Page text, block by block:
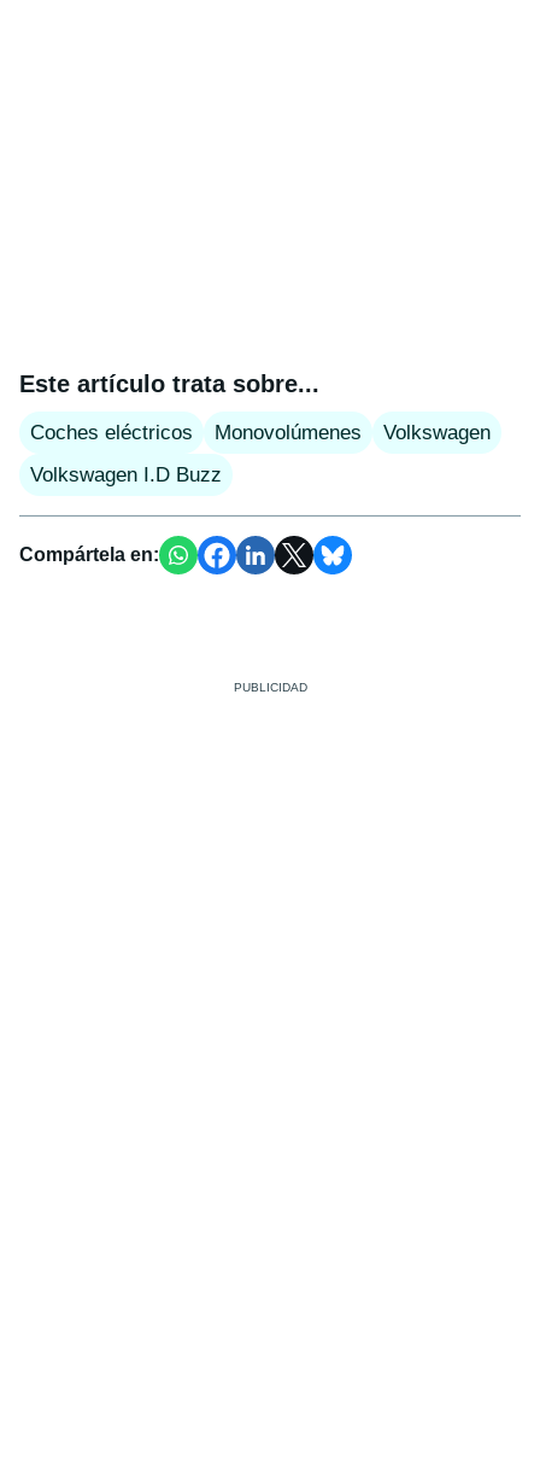
Este artículo trata sobre...
Coches eléctricos Monovolúmenes
Volkswagen
Volkswagen I.D Buzz
Compártela en: